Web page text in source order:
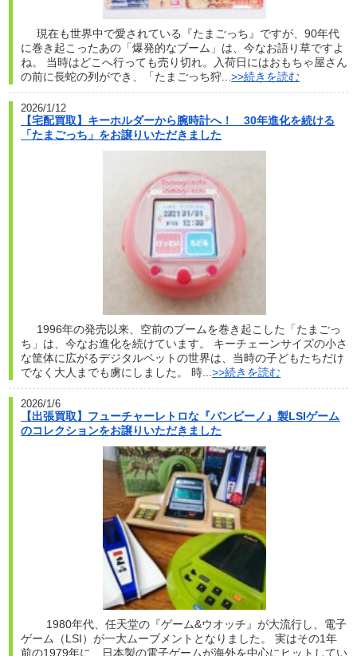
現在も世界中で愛されている『たまごっち』ですが、90年代
に巻き起こったあの「爆発的なブーム」は、今なお語り草ですよ
ね。 当時はどこへ行っても売り切れ。入荷日にはおもちゃ屋さん
の前に長蛇の列ができ、「たまごっち狩...>>続きを読む
2026/1/12
【宅配買取】キーホルダーから腕時計へ！ 30年進化を続ける
「たまごっち」をお譲りいただきました
1996年の発売以来、空前のブームを巻き起こした「たまごっ
ち」は、今なお進化を続けています。 キーチェーンサイズの小さ
な筐体に広がるデジタルペットの世界は、当時の子どもたちだけ
でなく大人までも虜にしました。 時...>>続きを読む
2026/1/6
【出張買取】フューチャーレトロな『バンビーノ』製LSIゲーム
のコレクションをお譲りいただきました
1980年代、任天堂の『ゲーム&ウオッチ』が大流行し、電子
ゲーム（LSI）が一大ムーブメントとなりました。 実はその1年
前の1979年に、日本製の電子ゲームが海外を中心にヒットしてい